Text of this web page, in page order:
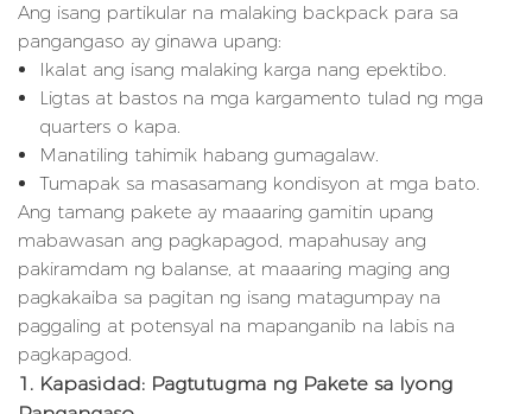
Ang isang partikular na malaking backpack para sa
pangangaso ay ginawa upang:
Ikalat ang isang malaking karga nang epektibo.
Ligtas at bastos na mga kargamento tulad ng mga
quarters o kapa.
Manatiling tahimik habang gumagalaw.
Tumapak sa masasamang kondisyon at mga bato.
Ang tamang pakete ay maaaring gamitin upang
mabawasan ang pagkapagod, mapahusay ang
pakiramdam ng balanse, at maaaring maging ang
pagkakaiba sa pagitan ng isang matagumpay na
paggaling at potensyal na mapanganib na labis na
pagkapagod.
1. Kapasidad: Pagtutugma ng Pakete sa Iyong